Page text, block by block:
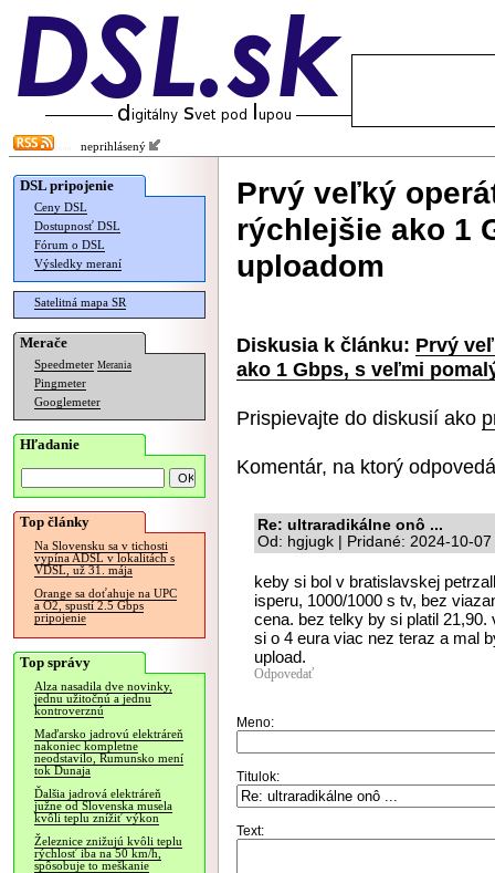
neprihlásený
DSL pripojenie
Ceny DSL
Dostupnosť DSL
Fórum o DSL
Výsledky meraní
Satelitná mapa SR
Merače
Speedmeter Merania
Pingmeter
Googlemeter
Hľadanie
Top články
Na Slovensku sa v tichosti
vypína ADSL v lokalitách s
VDSL, už 31. mája
Orange sa doťahuje na UPC
a O2, spustí 2.5 Gbps
pripojenie
Top správy
Alza nasadila dve novinky,
jednu užitočnú a jednu
kontroverznú
Maďarsko jadrovú elektráreň
nakoniec kompletne
neodstavilo, Rumunsko mení
tok Dunaja
Ďalšia jadrová elektráreň
južne od Slovenska musela
kvôli teplu znížiť výkon
Železnice znižujú kvôli teplu
rýchlosť iba na 50 km/h,
spôsobuje to meškanie
Prvý veľký
rýchlejšie ako 1
uploadom
Diskusia k článku: Prvý
ako 1 Gbps, s veľmi
Prispievajte do diskusií ako
Komentár, na ktorý
Re: ultraradikálne onô ...
Od: hgjugk | Pridané: 2024-10-
keby si bol v bratislavskej
isperu, 1000/1000 s tv, bez
cena. bez telky by si platil
si o 4 eura viac nez teraz a mal
upload.
Odpovedať
Meno:
Titulok:
Text: